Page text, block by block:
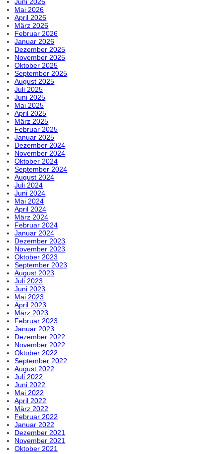
Juni 2026
Mai 2026
April 2026
März 2026
Februar 2026
Januar 2026
Dezember 2025
November 2025
Oktober 2025
September 2025
August 2025
Juli 2025
Juni 2025
Mai 2025
April 2025
März 2025
Februar 2025
Januar 2025
Dezember 2024
November 2024
Oktober 2024
September 2024
August 2024
Juli 2024
Juni 2024
Mai 2024
April 2024
März 2024
Februar 2024
Januar 2024
Dezember 2023
November 2023
Oktober 2023
September 2023
August 2023
Juli 2023
Juni 2023
Mai 2023
April 2023
März 2023
Februar 2023
Januar 2023
Dezember 2022
November 2022
Oktober 2022
September 2022
August 2022
Juli 2022
Juni 2022
Mai 2022
April 2022
März 2022
Februar 2022
Januar 2022
Dezember 2021
November 2021
Oktober 2021